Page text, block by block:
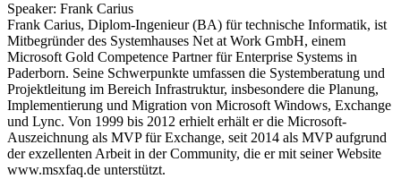
Speaker: Frank Carius
Frank Carius, Diplom-Ingenieur (BA) für technische Informatik, ist
Mitbegründer des Systemhauses Net at Work GmbH, einem
Microsoft Gold Competence Partner für Enterprise Systems in
Paderborn. Seine Schwerpunkte umfassen die Systemberatung und
Projektleitung im Bereich Infrastruktur, insbesondere die Planung,
Implementierung und Migration von Microsoft Windows, Exchange
und Lync. Von 1999 bis 2012 erhielt erhält er die Microsoft-
Auszeichnung als MVP für Exchange, seit 2014 als MVP aufgrund
der exzellenten Arbeit in der Community, die er mit seiner Website
www.msxfaq.de unterstützt.